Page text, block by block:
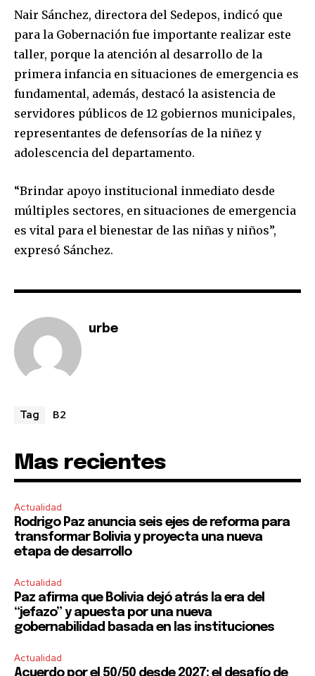
Join our community of
SUBSCRIBERS and be part of the
conversation.
To subscribe, simply enter your email address on our website
or click the subscribe button below. Don't worry, we respect
I've read and accept the Privacy Policy.
Nair Sánchez, directora del Sedepos, indicó que
para la Gobernación fue importante realizar este
taller, porque la atención al desarrollo de la
primera infancia en situaciones de emergencia es
fundamental, además, destacó la asistencia de
servidores públicos de 12 gobiernos municipales,
representantes de defensorías de la niñez y
adolescencia del departamento.
“Brindar apoyo institucional inmediato desde
múltiples sectores, en situaciones de emergencia
es vital para el bienestar de las niñas y niños”,
expresó Sánchez.
urbe
Tag B2
Mas recientes
Actualidad
Rodrigo Paz anuncia seis ejes de reforma para
transformar Bolivia y proyecta una nueva
etapa de desarrollo
Actualidad
Paz afirma que Bolivia dejó atrás la era del
“jefazo” y apuesta por una nueva
gobernabilidad basada en las instituciones
Actualidad
Acuerdo por el 50/50 desde 2027: el desafío de